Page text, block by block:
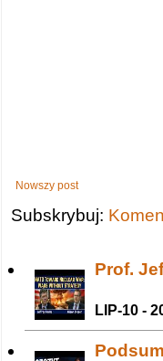
Nowszy post
Subskrybuj:
Prof.
LIP-10 -